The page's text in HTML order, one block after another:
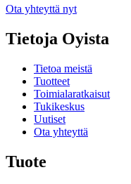
Ota yhteyttä nyt
Tietoja Oyista
Tietoa meistä
Tuotteet
Toimialaratkaisut
Tukikeskus
Uutiset
Ota yhteyttä
Tuote